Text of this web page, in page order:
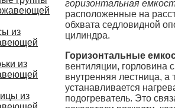
из
из
из
горизонтальная
расположенные на
обхвата седловидной
цилиндра.
Горизонтальные
вентиляции, горловина
внутренняя лестница,
устанавливается
подогреватель. Это